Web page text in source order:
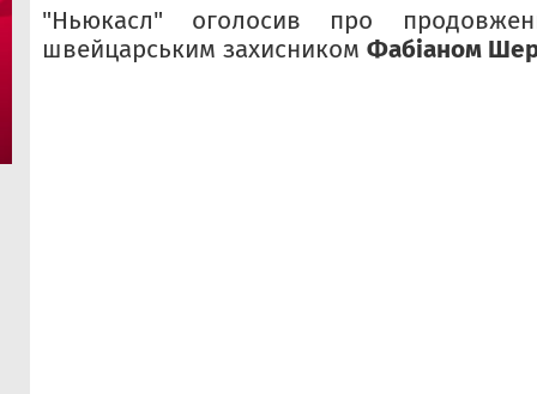
"Ньюкасл" оголосив про
швейцарським захисником Фабіаном